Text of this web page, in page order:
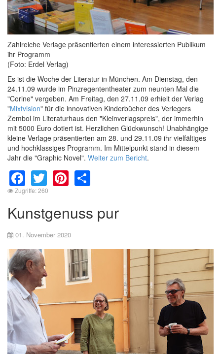
Zahlreiche Verlage präsentierten einem interessierten Publikum
ihr Programm
(Foto: Erdel Verlag)
Es ist die Woche der Literatur in München. Am Dienstag, den
24.11.09 wurde im Pinzregententheater zum neunten Mal die
"Corine" vergeben. Am Freitag, den 27.11.09 erhielt der Verlag
"Mixtvision" für die innovativen Kinderbücher des Verlegers
Zembol im Literaturhaus den "Kleinverlagspreis", der immerhin
mit 5000 Euro dotiert ist. Herzlichen Glückwunsch! Unabhängige
kleine Verlage präsentierten am 28. und 29.11.09 ihr vielfältiges
und hochklassiges Programm. Im Mittelpunkt stand in diesem
Jahr die "Graphic Novel". Weiter zum Bericht.
Facebook
TwitterPinterest
Zugriffe: 260
Kunstgenuss pur
01. November 2020